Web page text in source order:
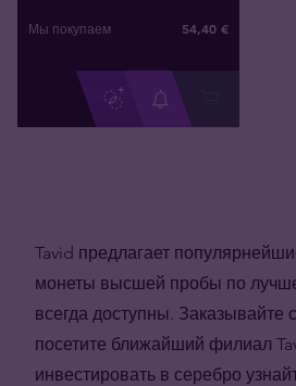
Мы покупаем 54,40 €
Tavid предлагает
монеты высшей пробы по
всегда доступны. Заказывайте
посетите ближайший филиал
инвестировать в серебро